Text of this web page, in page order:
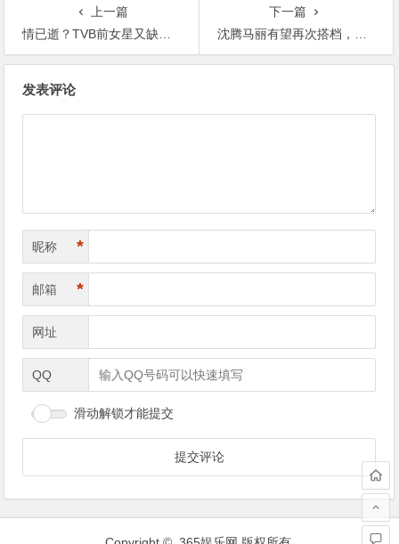
上一篇
情已逝？TVB前女星又缺席“少妇联盟”聚会！陈凯琳认很难再合体【365娱乐资讯网】
下一篇
沈腾马丽有望再次搭档，合体翻拍《西虹市首富》，网友称梦青回了【365娱乐资讯网】
发表评论
昵称 *
邮箱 *
网址
QQ
滑动解锁才能提交